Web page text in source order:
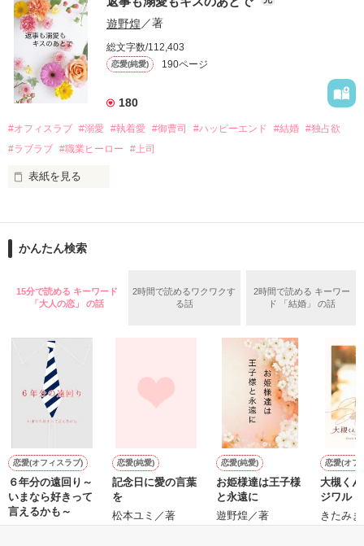
甘やかしてくる。
そんなある日、哲平は美桜がストーカー被害に
遭っていることを知る。
美桜を守るため、哲平は同居を提案してきて――。
夏木美桜(なつきみお)
鳴海哲平 (なるみてっぺい)
2026.6.5～2026.7.25
＊以前、公開していた話の改稿版です＊
作品を読む
桜は、海外で傷心旅行をしていたところ、日本人美青年と出会
い、酒の勢いもあり一夜限りの関係となる。
帰国後、美桜は新しい職場でワンナイトした美青年と再会。
なんと彼の正体は、とある財閥御曹司にも関わらず、一族を離
れて起業した新進気鋭の実業家、社内でも冷徹だと評判な社長
――御影恭司その人だったのだ――！
なぜか恭司から飼い猫の世話係を命じられた美桜は、猫の世
の関係となってしまい――？
遊野煌／著
総文字数/112,403
恋愛(純愛) 190ページ
180
#オフィスラブ #溺愛 #執着愛 #御曹司 #ハッピーエンド #結婚 #独占欲
#ラブラブ #職業ヒーロー #上司
表紙を見る
ションの企画戦略室で働いている。
めた、同期で恋人の石垣守（26）がいるのだが、後輩の姫原由
いた。
守と由羅から『便利屋雛子』と馬鹿にされ、一人こっそり泣い
た上、同居まで提案してきて──？
鷹哉『宜しくな、俺の雛子』🦅
雛子『俺の……ひぃ、雛子？！！！』🐥
シゴデキで冷徹な上司が見せる素顔は、なぜか想像以上に甘く
※表紙も作中使用の画像も全てフリー素材です。
※執筆期間2026.6.3〜7.20完結です。
※他サイトさんにて恋愛トレンド1位でした〜良かったら読ん
かんたん検索
15分で読める キーワード
「大人の恋」 の話
2時間で読めるワクワクす
る話
2時間で読める キーワー
ド 「結婚」 の話
恋愛(オフィスラブ)
６年分の遠回り～
いまなら好きって
言えるかも～
恋愛(純愛)
記念日に愛の言葉
を
松本ユミ／著
恋愛(純愛)
お姫様達は王子様
と永遠に
遊野煌／著
恋愛(オフ
大槻く
ジワル
きたみ